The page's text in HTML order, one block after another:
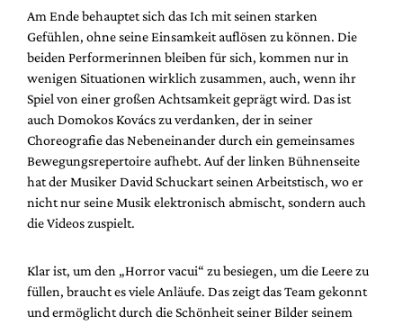
Am Ende behauptet sich das Ich mit seinen starken
Gefühlen, ohne seine Einsamkeit auflösen zu können. Die
beiden Performerinnen bleiben für sich, kommen nur in
wenigen Situationen wirklich zusammen, auch, wenn ihr
Spiel von einer großen Achtsamkeit geprägt wird. Das ist
auch Domokos Kovács zu verdanken, der in seiner
Choreografie das Nebeneinander durch ein gemeinsames
Bewegungsrepertoire aufhebt. Auf der linken Bühnenseite
hat der Musiker David Schuckart seinen Arbeitstisch, wo er
nicht nur seine Musik elektronisch abmischt, sondern auch
die Videos zuspielt.
Klar ist, um den „Horror vacui“ zu besiegen, um die Leere zu
füllen, braucht es viele Anläufe. Das zeigt das Team gekonnt
und ermöglicht durch die Schönheit seiner Bilder seinem